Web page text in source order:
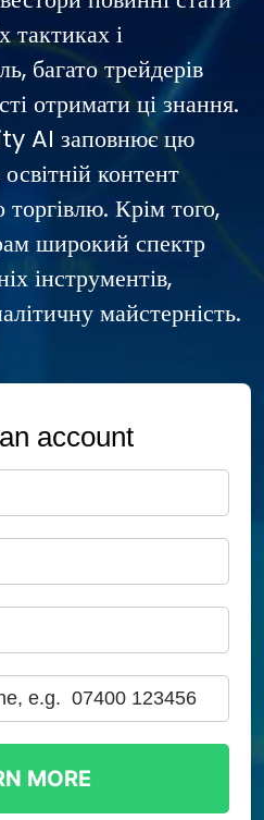
тактиках і
багато трейдерів
отримати ці знання.
AI заповнює цю
контент
Крім того,
широкий спектр
інструментів,
майстерність.